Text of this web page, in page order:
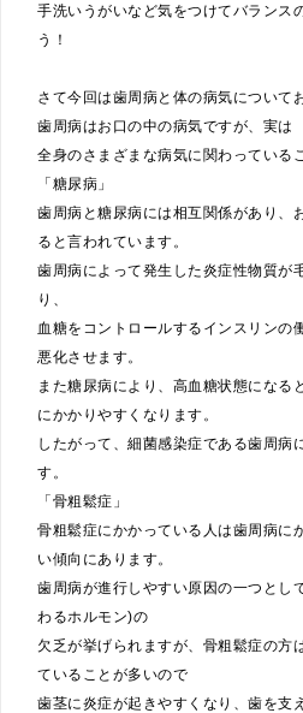
手洗いうがいなど気をつけてバランス
う！
さて今回は歯周病と体の病気について
歯周病はお口の中の病気ですが、実は
全身のさまざまな病気に関わっている
「糖尿病」
歯周病と糖尿病には相互関係があり、
ると言われています。
歯周病によって発生した炎症性物質が
り、
血糖をコントロールするインスリンの
悪化させます。
また糖尿病により、高血糖状態になる
にかかりやすくなります。
したがって、細菌感染症である歯周病
す。
「骨粗鬆症」
骨粗鬆症にかかっている人は歯周病に
い傾向にあります。
歯周病が進行しやすい原因の一つとし
わるホルモン)の
欠乏が挙げられますが、骨粗鬆症の方
ていることが多いので
歯茎に炎症が起きやすくなり、歯を支